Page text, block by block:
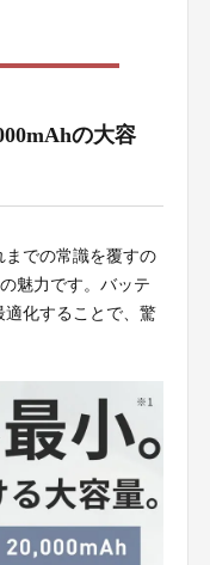
の大容
までの常識を覆すの
魅力です。バッテ
適化することで、驚